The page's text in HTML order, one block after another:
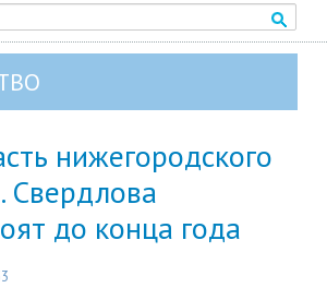
нижегородского
Свердлова
до конца года